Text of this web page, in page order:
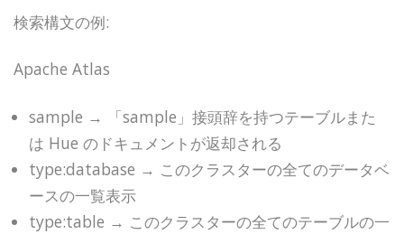
検索構文の例:
Apache Atlas
sample → 「sample」接頭辞を持つテーブルまた
は Hue のドキュメントが返却される
type:database → このクラスターの全てのデータベ
ースの一覧表示
type:table → このクラスターの全てのテーブルの一